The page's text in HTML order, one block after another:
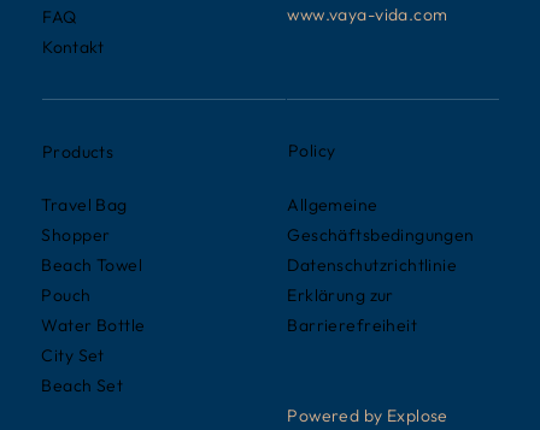
www.vaya-vida.com
FAQ
Kontakt
Products
Travel Bag
Shopper
Beach Towel
Pouch
Water Bottle
City Set
Beach Set
Policy
Allgemeine
Geschäftsbedingungen
Datenschutzrichtlinie
Erklärung zur
Barrierefreiheit
Powered by Explose